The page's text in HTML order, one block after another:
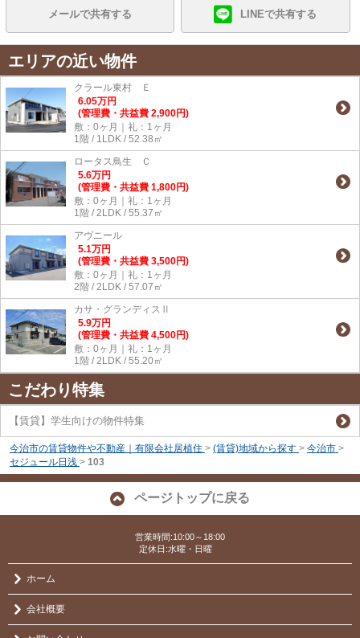
メールで共有する LINEで共有する
エリアの近い物件
クラール東村 Ｅ
6.05万円
(管理費・共益費 2,900円)
敷：0ヶ月｜礼：1ヶ月
1階 / 1LDK / 52.38㎡
ロータス鳥生 Ｃ
5.6万円
(管理費・共益費 1,800円)
敷：0ヶ月｜礼：1ヶ月
1階 / 2LDK / 55.37㎡
アヴニール
5.1万円
(管理費・共益費 3,500円)
敷：0ヶ月｜礼：1ヶ月
2階 / 2LDK / 57.07㎡
カサ・グランディスⅡ
5.9万円
(管理費・共益費 4,500円)
敷：0ヶ月｜礼：1ヶ月
1階 / 2LDK / 55.20㎡
こだわり特集
【賃貸】学生向けの物件特集
今治市の賃貸物件や不動産｜有限会社居植住 > (賃貸)地域から探す > 今治市 >
セジュール日浅 > 103
ページトップに戻る
営業時間:10:00～18:00
定休日:水曜・日曜
ホーム
会社概要